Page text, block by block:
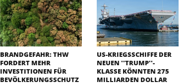
BRANDGEFAHR: THW
FORDERT MEHR
INVESTITIONEN FÜR
BEVÖLKERUNGSSCHUTZ
US-KRIEGSSCHIFFE DER
NEUEN ''TRUMP''-
KLASSE KÖNNTEN 275
MILLIARDEN DOLLAR